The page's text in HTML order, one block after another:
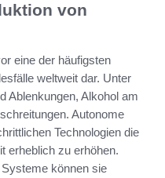
von
eine der häufigsten
weltweit dar. Unter
Ablenkungen, Alkohol am
Autonome
Technologien die
erheblich zu erhöhen.
können sie